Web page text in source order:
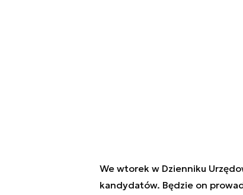
We wtorek w Dzienniku
kandydatów. Będzie on